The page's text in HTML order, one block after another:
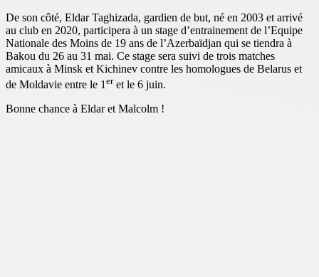
De son côté, Eldar Taghizada, gardien de but, né en 2003 et arrivé
au club en 2020, participera à un stage d’entrainement de l’Equipe
Nationale des Moins de 19 ans de l’Azerbaïdjan qui se tiendra à
Bakou du 26 au 31 mai. Ce stage sera suivi de trois matches
amicaux à Minsk et Kichinev contre les homologues de Belarus et
de Moldavie entre le 1 eret le 6 juin.
Bonne chance à Eldar et Malcolm !